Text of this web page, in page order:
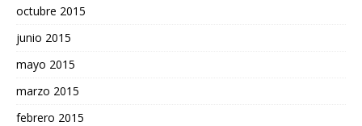
octubre 2015
junio 2015
mayo 2015
marzo 2015
febrero 2015